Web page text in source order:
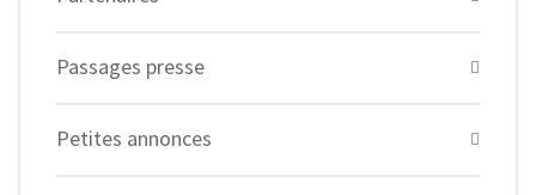
Passages presse
Petites annonces